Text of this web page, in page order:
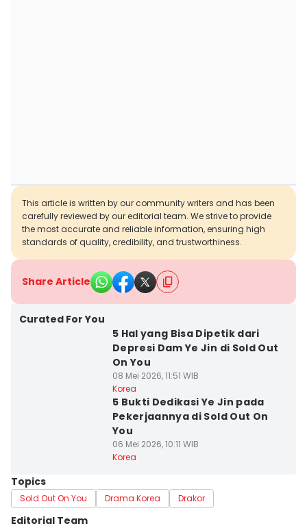
This article is written by our community writers and has been
carefully reviewed by our editorial team. We strive to provide
the most accurate and reliable information, ensuring high
standards of quality, credibility, and trustworthiness.
Share Article
Curated For You
5 Hal yang Bisa Dipetik dari
Depresi Dam Ye Jin di Sold Out
On You
08 Mei 2026, 11:51 WIB
Korea
5 Bukti Dedikasi Ye Jin pada
Pekerjaannya di Sold Out On
You
06 Mei 2026, 10:11 WIB
Korea
Topics
Sold Out On You Drama Korea Drakor
Editorial Team